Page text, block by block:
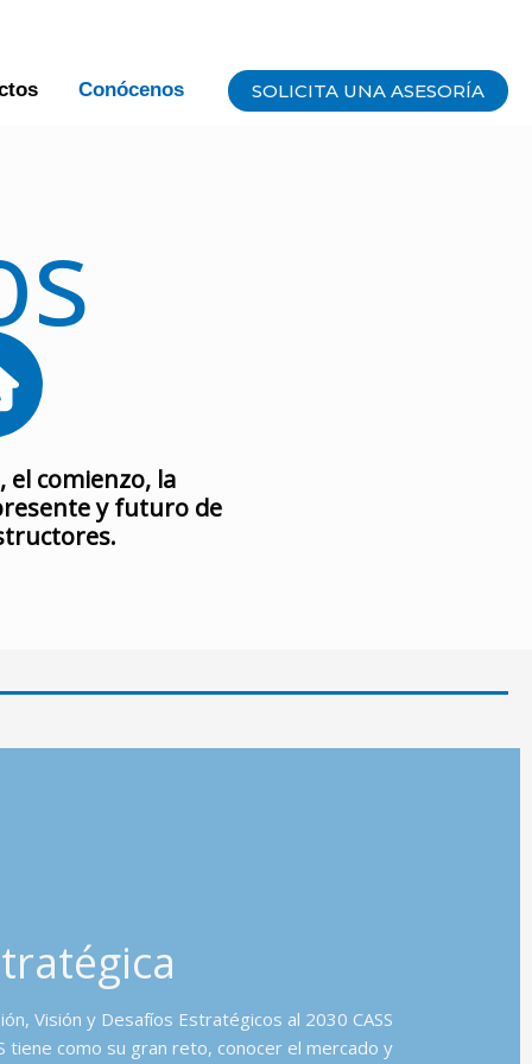
Conócenos SOLICITA UNA ASESORÍA
comienzo, la
y futuro de
Visión y Desafíos Estratégicos al 2030 CASS
tiene como su gran reto, conocer el mercado y